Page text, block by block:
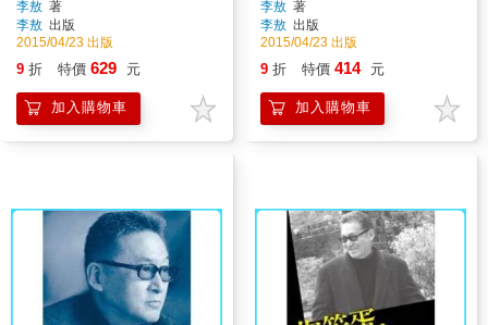
李敖 著
李敖 出版
2015/04/23 出版
9 折 特價 629 元
加入購物車
李敖 著
李敖 出版
2015/04/23 出版
9 折 特價 414 元
加入購物車